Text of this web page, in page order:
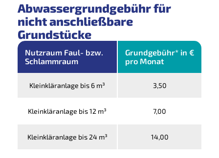
Abwassergrundgebühr für
nicht anschließbare
Grundstücke
Nutzraum Faul- bzw.
Schlammraum
Grundgebühr* in €
pro Monat
Kleinkläranlage bis 6 m³ 3,50
Kleinkläranlage bis 12 m³ 7,00
Kleinkläranlage bis 24 m³ 14,00